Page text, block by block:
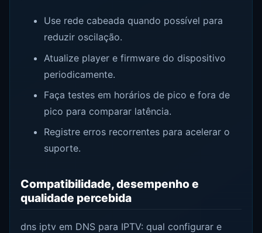
Use rede cabeada quando possível para
reduzir oscilação.
Atualize player e firmware do dispositivo
periodicamente.
Faça testes em horários de pico e fora de
pico para comparar latência.
Registre erros recorrentes para acelerar o
suporte.
Compatibilidade, desempenho e
qualidade percebida
dns iptv em DNS para IPTV: qual configurar e